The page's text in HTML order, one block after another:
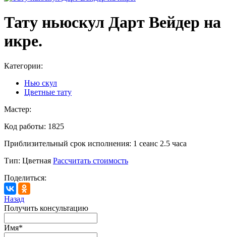
Тату ньюскул Дарт Вейдер на
икре.
Категории:
Нью скул
Цветные тату
Мастер:
Код работы: 1825
Приблизительный срок исполнения: 1 сеанс 2.5 часа
Тип: Цветная Рассчитать стоимость
Поделиться:
Назад
Получить консультацию
Имя*